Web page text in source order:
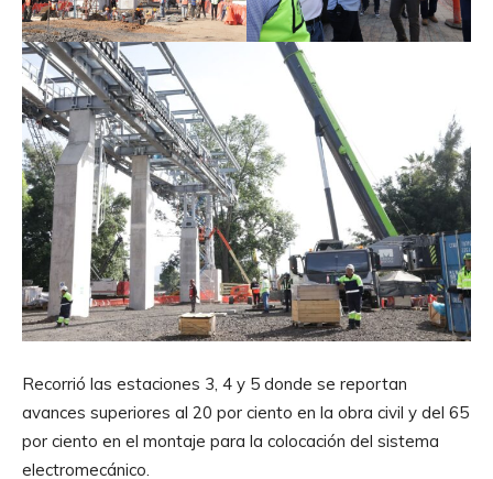
Recorrió las estaciones 3, 4 y 5 donde se reportan
avances superiores al 20 por ciento en la obra civil y del 65
por ciento en el montaje para la colocación del sistema
electromecánico.